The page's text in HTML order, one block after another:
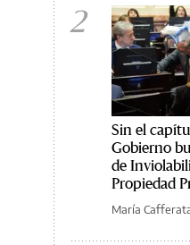
2
Sin el
Gobierno
de
Propiedad
María